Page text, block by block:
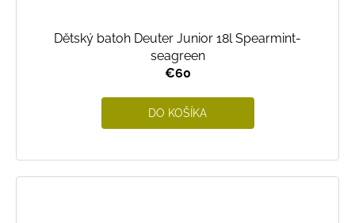
Dětský batoh Deuter Junior 18l Spearmint-
seagreen
€60
DO KOŠÍKA